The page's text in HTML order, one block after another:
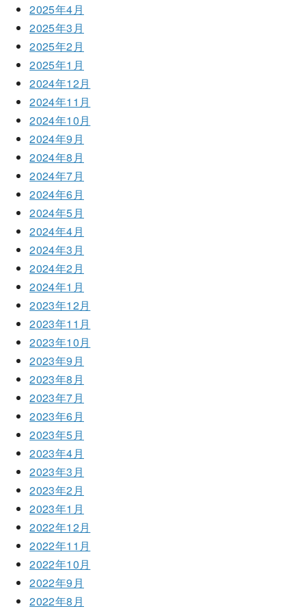
2025年4月
2025年3月
2025年2月
2025年1月
2024年12月
2024年11月
2024年10月
2024年9月
2024年8月
2024年7月
2024年6月
2024年5月
2024年4月
2024年3月
2024年2月
2024年1月
2023年12月
2023年11月
2023年10月
2023年9月
2023年8月
2023年7月
2023年6月
2023年5月
2023年4月
2023年3月
2023年2月
2023年1月
2022年12月
2022年11月
2022年10月
2022年9月
2022年8月